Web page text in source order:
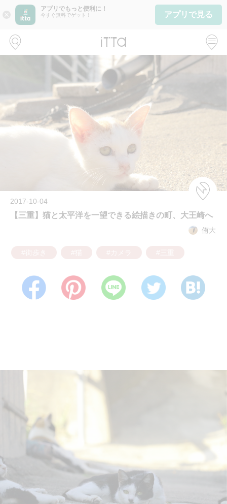
close
アプリでもっと便利に！
今すぐ無料でゲット！ アプリで見る
2017-10-04
【三重】猫と太平洋を一望できる絵描きの町、大王崎へ
侑大